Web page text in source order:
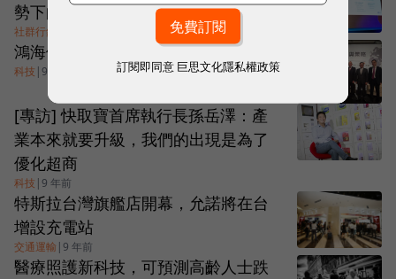
勢下的消費者行為
社群行銷
鴻海依循併購三主軸，布建轉型之路
科技 | 9 年前
[專訪] 快取寶首席執行長孫岳澤：產
業本來就要升級，我們的出現是為了
優化超商
科技 | 9 年前
特斯拉台灣旗艦店開幕，允諾將在台
增設充電站
交通運輸 | 9 年前
醫療照護新科技，可預測高齡人士跌
訂閱即同意 巨思文化隱私權政策